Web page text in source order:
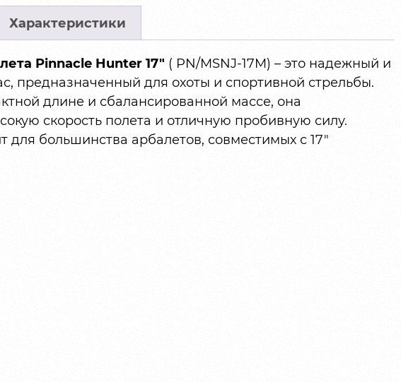
Характеристики
Pinnacle Hunter 17″ ( PN/MSNJ-17M) – это надежный и
предназначенный для охоты и спортивной стрельбы.
длине и сбалансированной массе, она
скорость полета и отличную пробивную силу.
для большинства арбалетов, совместимых с 17″